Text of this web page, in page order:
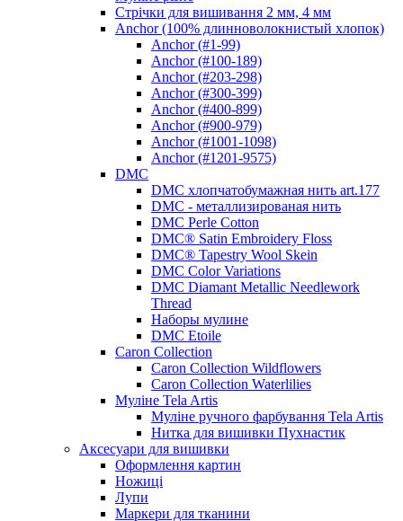
Стрічки для вишивання 2 мм, 4 мм
Anchor (100% длинноволокнистый хлопок)
Anchor (#1-99)
Anchor (#100-189)
Anchor (#203-298)
Anchor (#300-399)
Anchor (#400-899)
Anchor (#900-979)
Anchor (#1001-1098)
Anchor (#1201-9575)
DMC
DMC хлопчатобумажная нить art.177
DMC - металлизированая нить
DMC Perle Cotton
DMC® Satin Embroidery Floss
DMC® Tapestry Wool Skein
DMC Color Variations
DMC Diamant Metallic Needlework
Thread
Наборы мулине
DMC Etoile
Caron Collection
Caron Collection Wildflowers
Caron Collection Waterlilies
Муліне Tela Artis
Муліне ручного фарбування Tela Artis
Нитка для вишивки Пухнастик
Аксесуари для вишивки
Оформлення картин
Ножиці
Лупи
Маркери для тканини